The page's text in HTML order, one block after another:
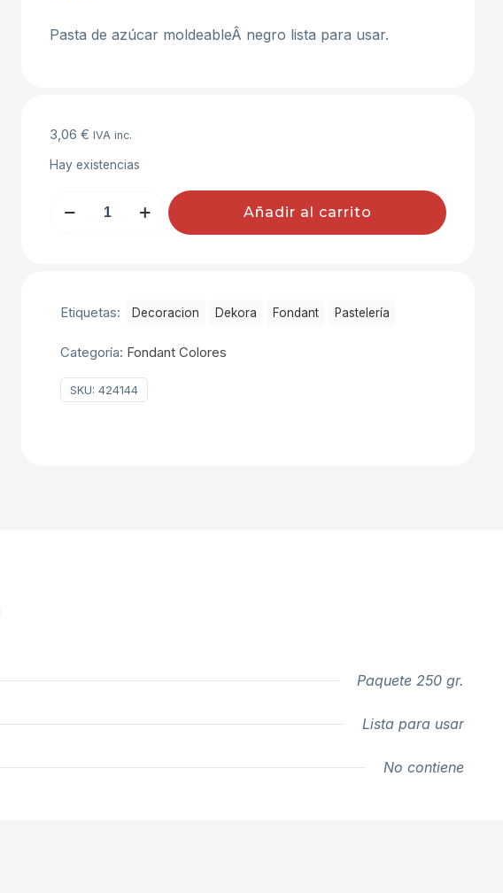
Pasta de azúcar moldeableÂ negro lista para usar.
3,06 € IVA inc.
Hay existencias
Añadir al carrito
Etiquetas: Decoracion Dekora Fondant Pastelerí­a
Categoría: Fondant Colores
SKU: 424144
Paquete 250 gr.
Lista para usar
No contiene